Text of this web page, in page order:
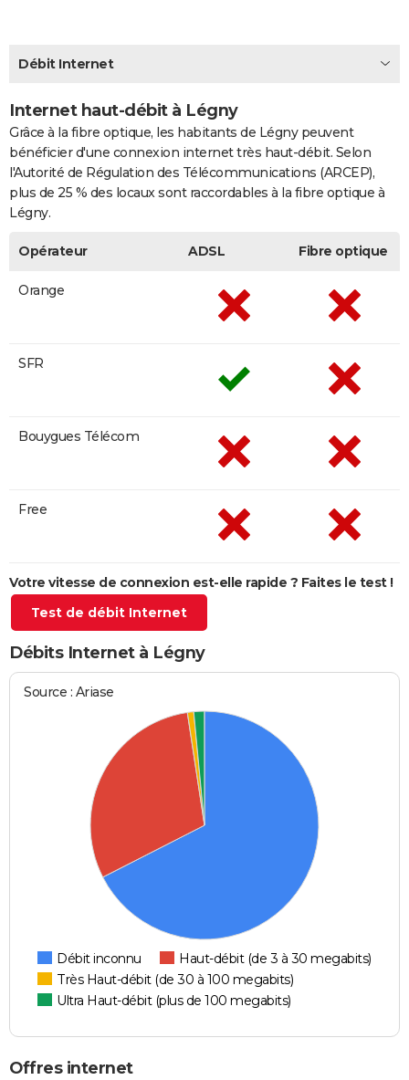
GUIDES D'ACHAT
CARTE DE VOEUX
Carte de Noël
Carte Bonne année
Carte Saint-Valentin
Carte Pâques
Carte d'anniversaire
DICTIONNAIRE
Biographies
Expressions
PROGRAMME TV
COPAINS D'AVANT
Débit Internet
Internet haut-débit à Légny
Grâce à la fibre optique, les habitants de Légny peuvent
bénéficier d'une connexion internet très haut-débit. Selon
l'Autorité de Régulation des Télécommunications (ARCEP),
plus de 25 % des locaux sont raccordables à la fibre optique à
Légny.
Opérateur ADSL Fibre optique
Orange
SFR
Bouygues Télécom
Free
Votre vitesse de connexion est-elle rapide ? Faites le test !
Test de débit Internet
Débits Internet à Légny
Source : Ariase
Débit inconnu
Haut-débit (de 3 à 30 megabits)
Très Haut-débit (de 30 à 100 megabits)
Ultra Haut-débit (plus de 100 megabits)
Offres internet